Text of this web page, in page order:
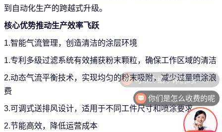
到自动化生产的跨越式升级。
核心优势推动生产效率飞跃
1.智能气流管理，创造清洁的涂层环境
1.专利多级过滤系统有效捕获粉末颗粒，确保工作区域的清洁
2.动态气流平衡技术，实现均匀的粉末吸附，减少过量喷涂浪
费
3.可调式送排风设计，适用于不同工件尺寸和喷涂要求
2.节能高效，降低运营成本
你们是怎么收费的呢